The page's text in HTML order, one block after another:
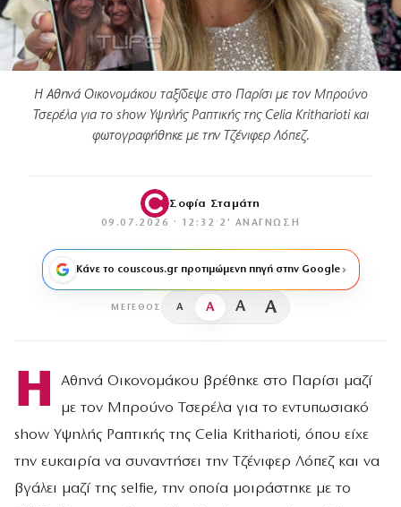
Η Αθηνά Οικονομάκου ταξίδεψε στο Παρίσι με τον Μπρούνο
Τσερέλα για το show Υψηλής Ραπτικής της Celia Kritharioti και
φωτογραφήθηκε με την Τζένιφερ Λόπεζ.
Σοφία Σταμάτη
09.07.2026 · 12:32 · 2′ ΑΝΆΓΝΩΣΗ
Κάνε το couscous.gr προτιμώμενη πηγή στην Google
ΜΈΓΕΘΟΣ A A A A
Η
Αθηνά Οικονομάκου βρέθηκε στο Παρίσι μαζί
με τον Μπρούνο Τσερέλα για το εντυπωσιακό
show Υψηλής Ραπτικής της Celia Kritharioti, όπου είχε
την ευκαιρία να συναντήσει την Τζένιφερ Λόπεζ και να
βγάλει μαζί της selfie, την οποία μοιράστηκε με το